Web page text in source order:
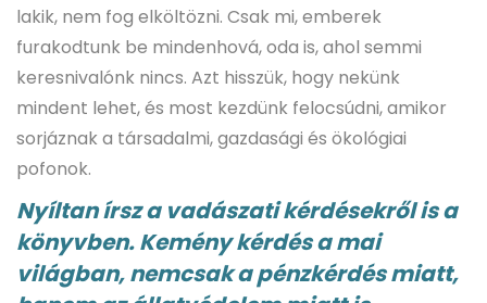
lakik, nem fog elköltözni. Csak mi, emberek
furakodtunk be mindenhová, oda is, ahol semmi
keresnivalónk nincs. Azt hisszük, hogy nekünk
mindent lehet, és most kezdünk felocsúdni, amikor
sorjáznak a társadalmi, gazdasági és ökológiai
pofonok.
Nyíltan írsz a vadászati kérdésekről is a
könyvben. Kemény kérdés a mai
világban, nemcsak a pénzkérdés miatt,